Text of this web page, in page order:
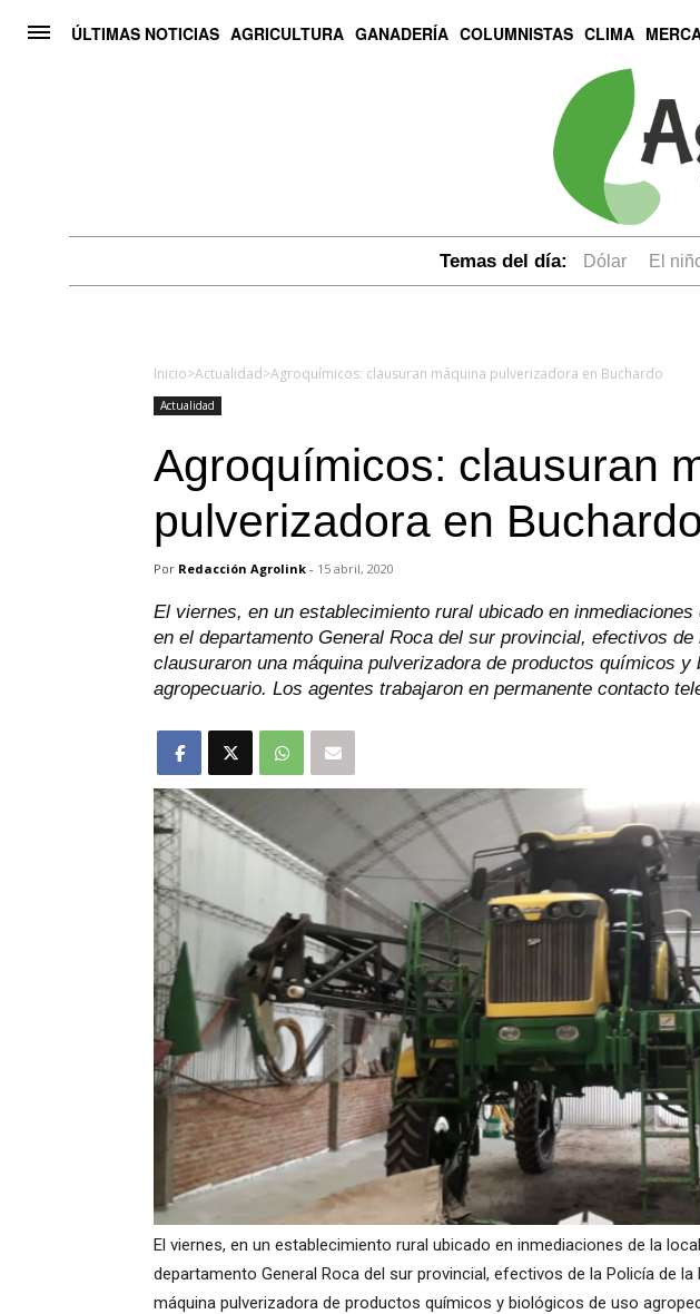
ÚLTIMAS NOTICIAS AGRICULTURA GANADERÍA COLUMNISTAS CLIMA
Temas del día: dólar el
Inicio>Actualidad>Agroquímicos: clausuran máquina pulverizadora en Buchardo
Actualidad
Agroquímicos: clausuran
pulverizadora en Buchardo
Por Redacción Agrolink - 15 abril, 2020
El viernes, en un establecimiento rural ubicado en inmediaciones
en el departamento General Roca del sur provincial, efectivos
clausuraron una máquina pulverizadora de productos químicos y
agropecuario. Los agentes trabajaron en permanente contacto
El viernes, en un establecimiento rural ubicado en inmediaciones de la
departamento General Roca del sur provincial, efectivos de la Policía de
máquina pulverizadora de productos químicos y biológicos de uso